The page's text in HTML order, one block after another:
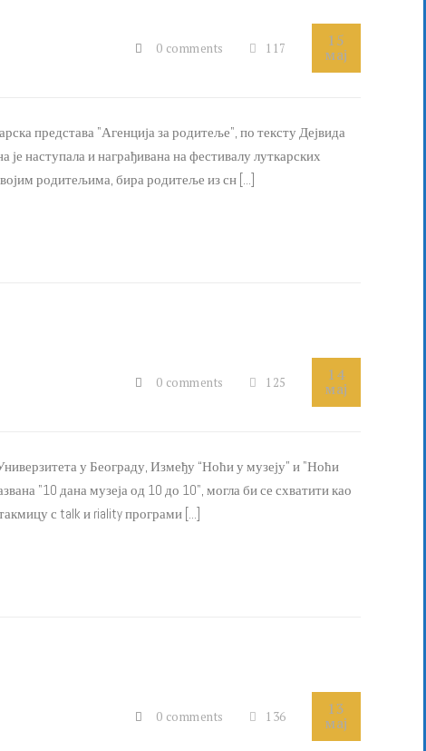
0 comments 117 15
мај
представа "Агенција за родитеље", по тексту Дејвида
наступала и награђивана на фестивалу луткарских
родитељима, бира родитеље из сн [...]
0 comments 125 14
мај
у Београду, Између “Ноћи у музеју” и "Ноћи
"10 дана музеја од 10 до 10", могла би се схватити као
с talk и riality програми [...]
0 comments 136 13
мај